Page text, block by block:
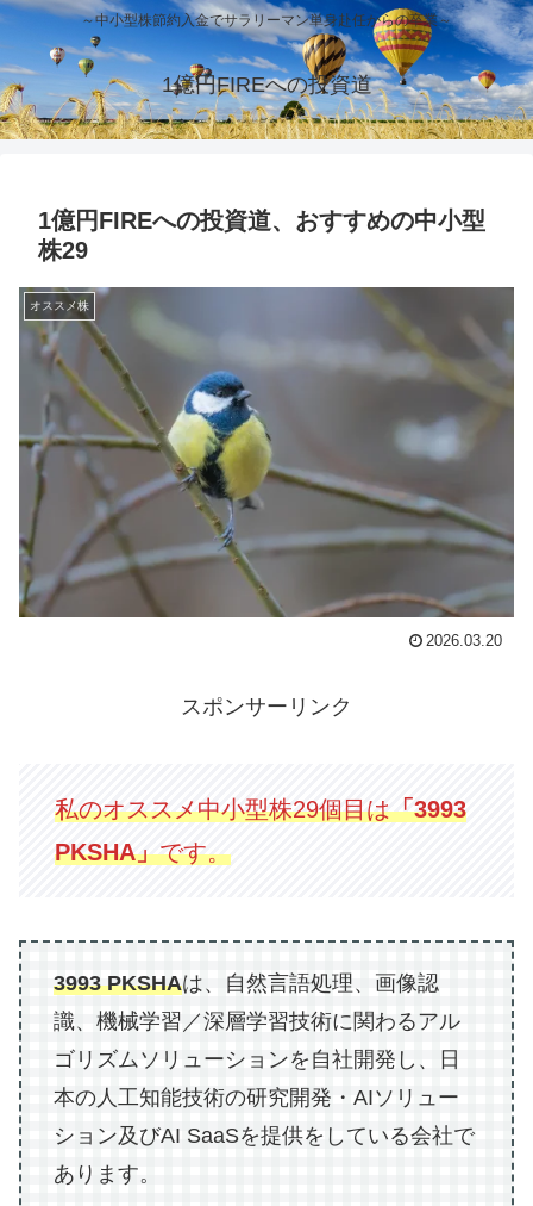
～中小型株節約入金でサラリーマン単身赴任からの卒業～
1億円FIREへの投資道
1億円FIREへの投資道、おすすめの中小型
株29
オススメ株
2026.03.20
スポンサーリンク
私のオススメ中小型株29個目は「3993
PKSHA」です。
3993 PKSHAは、自然言語処理、画像認
識、機械学習／深層学習技術に関わるアル
ゴリズムソリューションを自社開発し、日
本の人工知能技術の研究開発・AIソリュー
ション及びAI SaaSを提供をしている会社で
あります。